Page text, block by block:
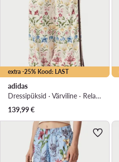
extra -25% Kood: LAST
adidas
Dressipüksid · Värviline · Relaxed Fit
139,99€